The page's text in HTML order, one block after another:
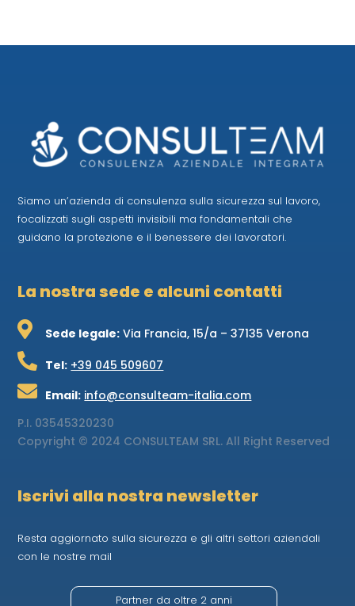
Siamo un’azienda di consulenza sulla sicurezza sul lavoro,
focalizzati sugli aspetti invisibili ma fondamentali che
guidano la protezione e il benessere dei lavoratori.
La nostra sede e alcuni contatti
Sede legale: Via Francia, 15/a – 37135 Verona

Tel: +39 045 509607

Email: info@consulteam-italia.com

P.I. 03545320230
Copyright © 2024 CONSULTEAM SRL. All Right Reserved
Iscrivi alla nostra newsletter
Resta aggiornato sulla sicurezza e gli altri settori aziendali
con le nostre mail
Partner da oltre 2 anni